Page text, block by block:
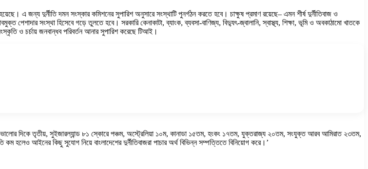
এ জন্য দুর্নীতি দমন সংস্কার কমিশনের সুপারিশ অনুসারে সংস্থাটি পুনর্গঠন করতে হবে। চাক্ষুষ প্রমাণ রয়েছে– এমন শীর্ষ দুর্নীতিবাজ ও
সংস্থা হিসেবে গড়ে তুলতে হবে। সরকারি কেনাকাটা, ব্যাংক, ব্যবসা-বাণিজ্য, বিদ্যুৎ-জ্বালানি, স্বাস্থ্য, শিক্ষা, ভূমি ও অবকাঠামো খাতকে
ও চর্চায় জনবান্ধব পরিবর্তন আনার সুপারিশ করেছে টিআই।
ভালোর দিকে তৃতীয়, সুইজারল্যান্ড ৮১ স্কোরে পঞ্চম, অস্ট্রেলিয়া ১০ম, কানাডা ১৫তম, হংকং ১৭তম, যুক্তরাজ্য ২০তম, সংযুক্ত আরব আমিরাত ২৩তম,
হলেও আইনের কিছু সুযোগ নিয়ে বাংলাদেশের দুর্নীতিবাজরা পাচার অর্থ বিভিন্ন সম্পত্তিতে বিনিয়োগ করে।’